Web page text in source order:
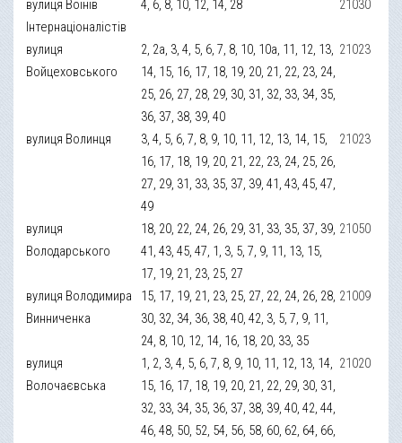
вулиця Воїнів
Інтернаціоналістів
4, 6, 8, 10, 12, 14, 28 21030
вулиця
Войцеховського
2, 2а, 3, 4, 5, 6, 7, 8, 10, 10а, 11, 12, 13,
14, 15, 16, 17, 18, 19, 20, 21, 22, 23, 24,
25, 26, 27, 28, 29, 30, 31, 32, 33, 34, 35,
36, 37, 38, 39, 40
21023
вулиця Волинця
3, 4, 5, 6, 7, 8, 9, 10, 11, 12, 13, 14, 15,
16, 17, 18, 19, 20, 21, 22, 23, 24, 25, 26,
27, 29, 31, 33, 35, 37, 39, 41, 43, 45, 47,
49
21023
вулиця
Володарського
18, 20, 22, 24, 26, 29, 31, 33, 35, 37, 39,
41, 43, 45, 47, 1, 3, 5, 7, 9, 11, 13, 15,
17, 19, 21, 23, 25, 27
21050
вулиця Володимира
Винниченка
15, 17, 19, 21, 23, 25, 27, 22, 24, 26, 28,
30, 32, 34, 36, 38, 40, 42, 3, 5, 7, 9, 11,
24, 8, 10, 12, 14, 16, 18, 20, 33, 35
21009
вулиця
Волочаєвська
1, 2, 3, 4, 5, 6, 7, 8, 9, 10, 11, 12, 13, 14,
15, 16, 17, 18, 19, 20, 21, 22, 29, 30, 31,
32, 33, 34, 35, 36, 37, 38, 39, 40, 42, 44,
46, 48, 50, 52, 54, 56, 58, 60, 62, 64, 66,
21020